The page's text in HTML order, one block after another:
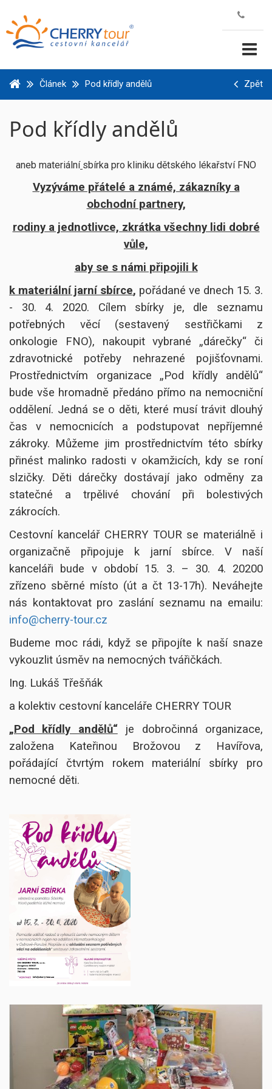
Článek Pod křídly andělů Zpět
Pod křídly andělů
aneb materiální sbírka pro kliniku dětského lékařství FNO
Vyzýváme přátelé a známé, zákazníky a
obchodní partnery,
rodiny a jednotlivce, zkrátka všechny lidi dobré
vůle,
aby se s námi připojili k
k materiální jarní sbírce, pořádané ve dnech 15. 3.
- 30. 4. 2020. Cílem sbírky je, dle seznamu
potřebných věcí (sestavený sestřičkami z
onkologie FNO), nakoupit vybrané „dárečky“ či
zdravotnické potřeby nehrazené pojišťovnami.
Prostřednictvím organizace „Pod křídly andělů“
bude vše hromadně předáno přímo na nemocniční
oddělení. Jedná se o děti, které musí trávit dlouhý
čas v nemocnicích a podstupovat nepříjemné
zákroky. Můžeme jim prostřednictvím této sbírky
přinést malinko radosti v okamžicích, kdy se roní
slzičky. Děti dárečky dostávají jako odměny za
statečné a trpělivé chování při bolestivých
zákrocích.
Cestovní kancelář CHERRY TOUR se materiálně i
organizačně připojuje k jarní sbírce. V naší
kanceláři bude v období 15. 3. – 30. 4. 20200
zřízeno sběrné místo (út a čt 13-17h). Neváhejte
nás kontaktovat pro zaslání seznamu na emailu:
info@cherry-tour.cz
Budeme moc rádi, když se připojíte k naší snaze
vykouzlit úsměv na nemocných tvářičkách.
Ing. Lukáš Třešňák
a kolektiv cestovní kanceláře CHERRY TOUR
„Pod křídly andělů“je dobročinná organizace,
založena Kateřinou Brožovou z Havířova,
pořádající čtvrtým rokem materiální sbírky pro
nemocné děti.